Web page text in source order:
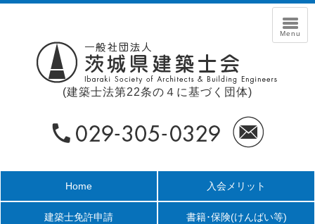
(建築士法第22条の４に基づく団体)
Home 入会メリット
建築士免許申請 書籍･保険(けんばい等)